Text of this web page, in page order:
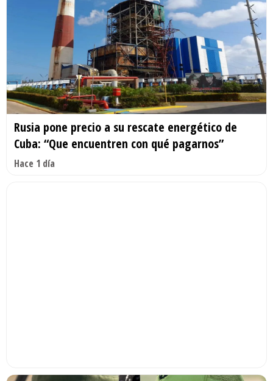
Rusia pone precio a su rescate energético de
Cuba: “Que encuentren con qué pagarnos”
Hace 1 día